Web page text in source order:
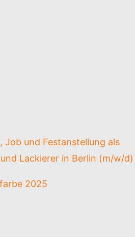
Job und Festanstellung als
Lackierer in Berlin (m/w/d)
2025